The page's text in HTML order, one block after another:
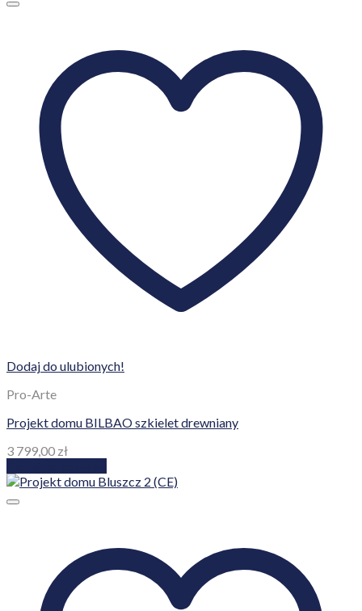
Dodaj do ulubionych!
Pro-Arte
Projekt domu BILBAO szkielet drewniany
3 799,00 zł